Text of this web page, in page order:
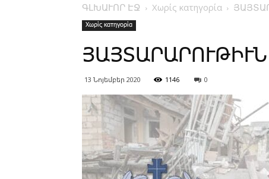
ԳԼԽԱՒՈՐ ԷՋ Χωρίς κατηγορία
Χωρίς κατηγορία
ՅԱՅՏԱՐԱՐՈՒԹԻՒՆ
13 Նոյեմբեր 2020 1146 0